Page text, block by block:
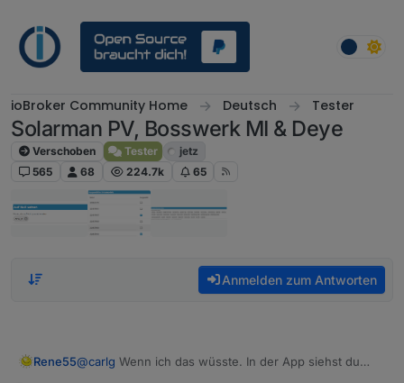
ioBroker Community Home Deutsch Tester
Solarman PV, Bosswerk MI & Deye
Verschoben Tester
jetz
565
68 224.7k 65
Anmelden zum Antworten
Rene55@carlg Wenn ich das wüsste. In der App siehst du